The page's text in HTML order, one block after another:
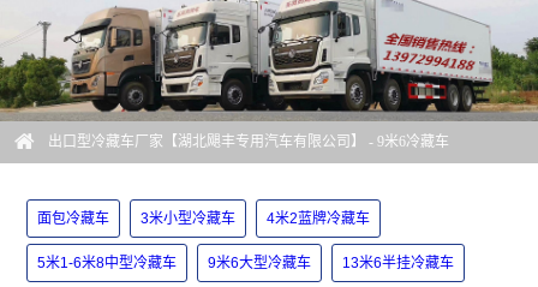
出口型冷藏车厂家【湖北飓丰专用汽车有限公司】 - 9米6冷藏车
面包冷藏车 3米小型冷藏车 4米2蓝牌冷藏车
5米1-6米8中型冷藏车 9米6大型冷藏车 13米6半挂冷藏车